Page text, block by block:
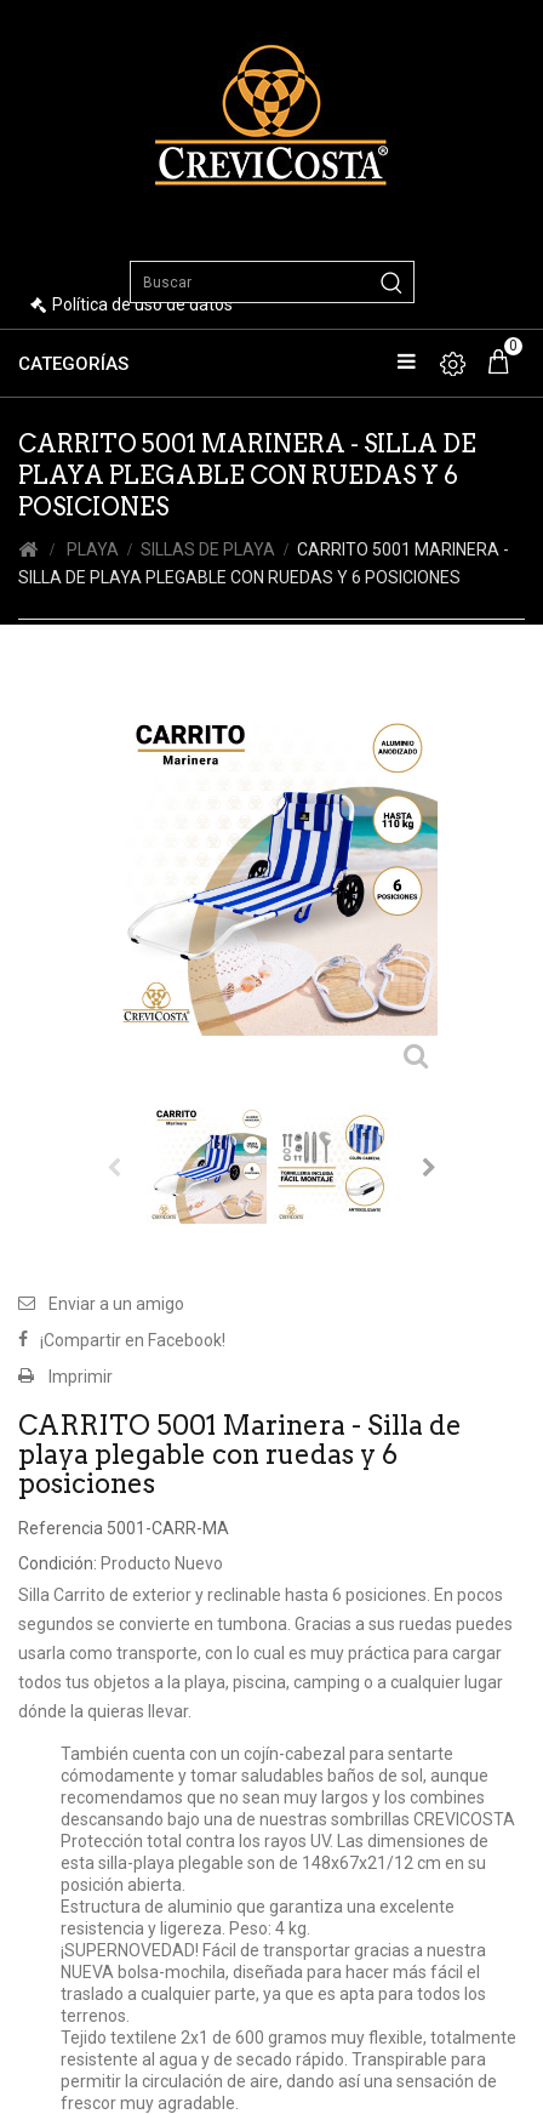
Política de uso de datos
CATEGORÍAS
0
CARRITO 5001 MARINERA - SILLA DE
PLAYA PLEGABLE CON RUEDAS Y 6
POSICIONES
PLAYA SILLAS DE PLAYA
CARRITO 5001 MARINERA -
SILLA DE PLAYA PLEGABLE CON RUEDAS Y 6 POSICIONES
Enviar a un amigo
¡Compartir en Facebook!
Imprimir
CARRITO 5001 Marinera - Silla de
playa plegable con ruedas y 6
posiciones
Referencia 5001-CARR-MA
Condición: Producto Nuevo
Silla Carrito de exterior y reclinable hasta 6 posiciones. En pocos
segundos se convierte en tumbona. Gracias a sus ruedas puedes
usarla como transporte, con lo cual es muy práctica para cargar
todos tus objetos a la playa, piscina, camping o a cualquier lugar
dónde la quieras llevar.
También cuenta con un cojín-cabezal para sentarte
cómodamente y tomar saludables baños de sol, aunque
recomendamos que no sean muy largos y los combines
descansando bajo una de nuestras sombrillas CREVICOSTA
Protección total contra los rayos UV. Las dimensiones de
esta silla-playa plegable son de 148x67x21/12 cm en su
posición abierta.
Estructura de aluminio que garantiza una excelente
resistencia y ligereza. Peso: 4 kg.
¡SUPERNOVEDAD! Fácil de transportar gracias a nuestra
NUEVA bolsa-mochila, diseñada para hacer más fácil el
traslado a cualquier parte, ya que es apta para todos los
terrenos.
Tejido textilene 2x1 de 600 gramos muy flexible, totalmente
resistente al agua y de secado rápido. Transpirable para
permitir la circulación de aire, dando así una sensación de
frescor muy agradable.